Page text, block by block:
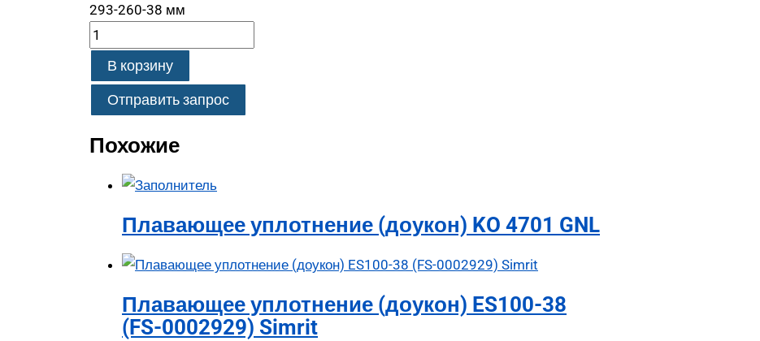
293-260-38 мм
В корзину
Отправить запрос
Похожие
Плавающее уплотнение (доукон) KO 4701 GNL
Плавающее уплотнение (доукон) ES100-38
(FS-0002929) Simrit